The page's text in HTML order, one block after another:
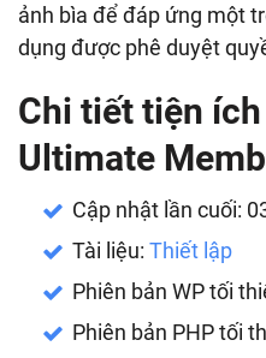
ảnh bìa để đáp ứng một
dụng được phê duyệt
Chi tiết tiện
Ultimate
Cập nhật lần cuối:
Tài liệu: Thiết lập
Phiên bản WP tối
Phiên bản PHP tối